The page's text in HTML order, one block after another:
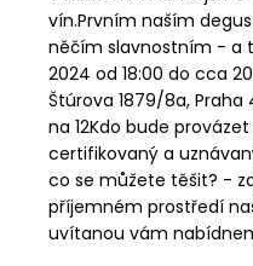
vín.Prvním naším
něčím slavnostním - a
2024 od 18:00 do cca
Štúrova 1879/8a,
na 12Kdo bude
certifikovaný a
co se můžete těšit? -
příjemném prostředí
uvítanou vám